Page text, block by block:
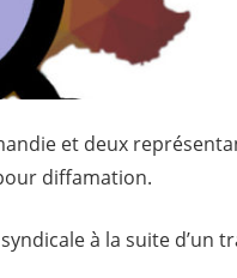
et deux
diffamation.
à la suite d’un